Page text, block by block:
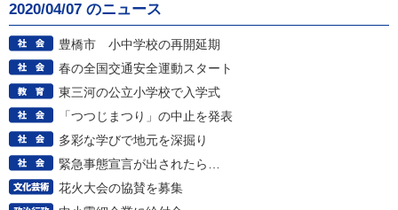
2020/04/07 のニュース
豊橋市 小中学校の再開延期
春の全国交通安全運動スタート
東三河の公立小学校で入学式
「つつじまつり」の中止を発表
多彩な学びで地元を深掘り
緊急事態宣言が出されたら…
花火大会の協賛を募集